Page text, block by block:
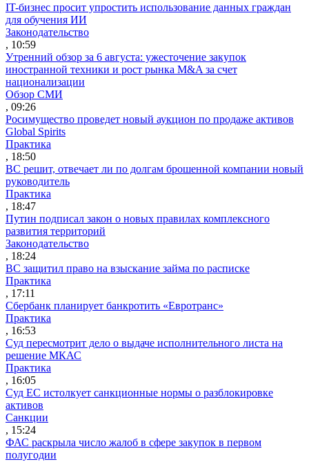
IT-бизнес просит упростить использование данных граждан
для обучения ИИ
Законодательство
, 10:59
Утренний обзор за 6 августа: ужесточение закупок
иностранной техники и рост рынка M&A за счет
национализации
Обзор СМИ
, 09:26
Росимущество проведет новый аукцион по продаже активов
Global Spirits
Практика
, 18:50
ВС решит, отвечает ли по долгам брошенной компании новый
руководитель
Практика
, 18:47
Путин подписал закон о новых правилах комплексного
развития территорий
Законодательство
, 18:24
ВС защитил право на взыскание займа по расписке
Практика
, 17:11
Сбербанк планирует банкротить «Евротранс»
Практика
, 16:53
Суд пересмотрит дело о выдаче исполнительного листа на
решение МКАС
Практика
, 16:05
Суд ЕС истолкует санкционные нормы о разблокировке
активов
Санкции
, 15:24
ФАС раскрыла число жалоб в сфере закупок в первом
полугодии